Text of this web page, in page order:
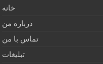
خانه
درباره من
تماس با من
تبلیغات